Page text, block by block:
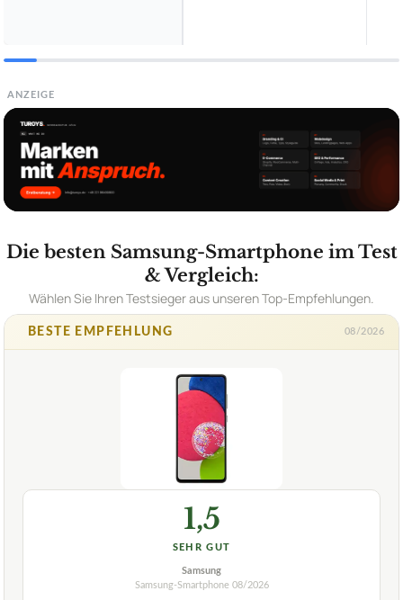
ANZEIGE
Die besten Samsung-Smartphone im Test
& Vergleich:
Wählen Sie Ihren Testsieger aus unseren Top-Empfehlungen.
BESTE EMPFEHLUNG 08/2026
1,5
SEHR GUT
Samsung
Samsung-Smartphone 08/2026